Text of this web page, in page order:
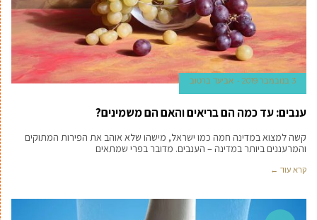
3 בנובמבר 2019 אביעד ברטוב
ענבים: עד כמה הם בריאים והאם הם משמינים?
קשה למצוא במדינה חמה כמו ישראל, מישהו שלא אוהב את הפירות המתוקים
והמרעננים ביותר במדינה – הענבים. מדובר בפרי שמתאים
קרא עוד ←